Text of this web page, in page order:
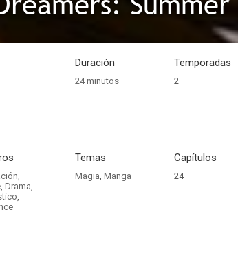
Duración
24 minutos
Temporadas
2
,
, Drama,
,
Temas
Magia, Manga
Capítulos
24